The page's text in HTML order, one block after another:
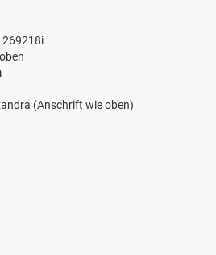
269218i
(Anschrift wie oben)